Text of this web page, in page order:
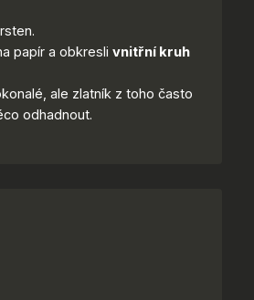
papír a obkresli vnitřní kruh
ale zlatník z toho často
odhadnout.